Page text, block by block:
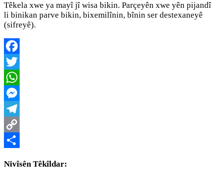
Têkela xwe ya mayî jî wisa bikin. Parçeyên xwe yên pijandî
li binikan parve bikin, bixemilînin, bînin ser destexaneyê
(sifreyê).
Facebook
Twitter
WhatsApp
Messenger
Telegram
Copy
Nivîsên Têkîldar: